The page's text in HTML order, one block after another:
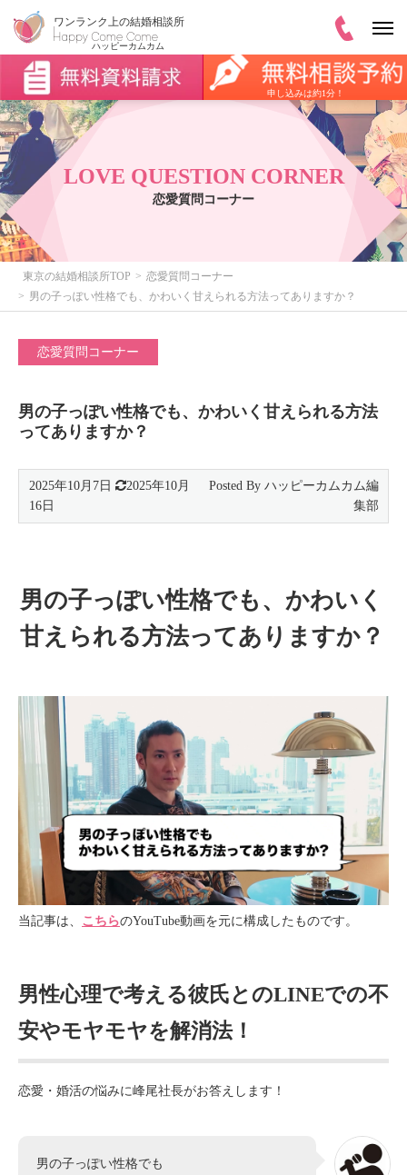
申し込みは約1分！
LOVE QUESTION CORNER
恋愛質問コーナー
東京の結婚相談所TOP
恋愛質問コーナー
男の子っぽい性格でも、かわいく甘えられる方法ってありますか？
恋愛質問コーナー
男の子っぽい性格でも、かわいく甘えられる方法
ってありますか？
2025年10月7日
2025年10月
16日
男の子っぽい性格でも、かわいく
甘えられる方法ってありますか？
当記事は、 こちらのYouTube動画を元に構成したものです。
男性心理で考える彼氏とのLINEでの不
安やモヤモヤを解消法！
恋愛・婚活の悩みに峰尾社長がお答えします！
男の子っぽい性格でも